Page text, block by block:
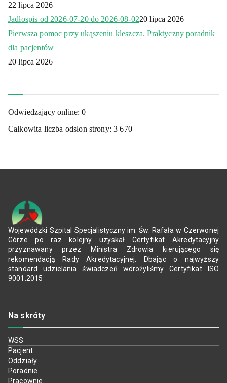
22 lipca 2026
Jadłospis od 2026-07-20 do 2026-08-0220 lipca 2026
Pierwsza pomoc przy ukąszeniu kleszcza. Praktyczny poradnik
dla pacjentów
20 lipca 2026
Odwiedzający online:0
Całkowita liczba odsłon strony:3 670
Wojewódzki Szpital Specjalistyczny im. Św. Rafała w Czerwonej
Górze po raz kolejny uzyskał Certyfikat Akredytacyjny
przyznawany przez Ministra Zdrowia kierującego się
rekomendacją Rady Akredytacyjnej. Dbając o najwyższy
standard udzielania świadczeń wdrożyliśmy Certyfikat ISO
9001:2015
Na skróty
WSS
Pacjent
Oddziały
Poradnie
Pracownie